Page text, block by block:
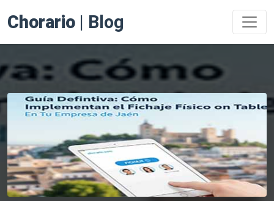
Chorario | Blog